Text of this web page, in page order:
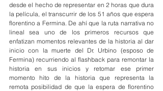
desde el hecho de representar en 2 horas que dura
la película, el transcurrir de los 51 años que espera
florentino a Fermina. De ahí que la ruta narrativa no
lineal sea uno de los primeros recursos que
enfatizan momentos relevantes de la historia al dar
inicio con la muerte del Dr. Urbino (esposo de
Fermina) recurriendo al flashback para remontar la
historia en sus inicios y retomar ese primer
momento hito de la historia que representa la
remota posibilidad de que la espera de florentino